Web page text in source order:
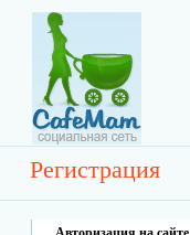
Регистрация